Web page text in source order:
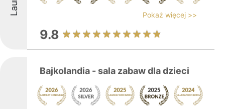
Pokaż więcej >>
9.8
Bajkolandia - sala zabaw dla dzieci